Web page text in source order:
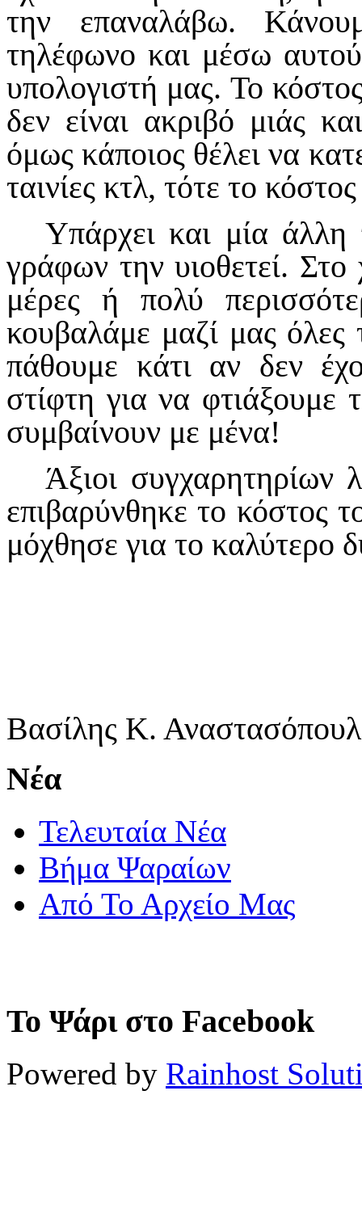
την επαναλάβω.
τηλέφωνο και μέσω
υπολογιστή μας. Το
δεν είναι ακριβό μιάς
όμως κάποιος θέλει να
ταινίες κτλ, τότε το
Υπάρχει και μία άλλη
γράφων την υιοθετεί. Στο
μέρες ή πολύ
κουβαλάμε μαζί μας όλες
πάθουμε κάτι αν δεν
στίφτη για να
συμβαίνουν με μένα!
Άξιοι συγχαρητηρίων
επιβαρύνθηκε το κόστος
μόχθησε για το καλύτερο
Βασίλης Κ.
Νέα
Τελευταία Νέα
Βήμα Ψαραίων
Από Το Αρχείο Μας
Το Ψάρι στο Facebook
Powered by Rainhost